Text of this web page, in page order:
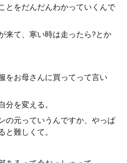
とをだんだんわかっていくんで
来て、寒い時は走ったら?とか
をお母さんに買ってって言い
分を変える。
の元っていうんですか、やっぱ
と難しくて。